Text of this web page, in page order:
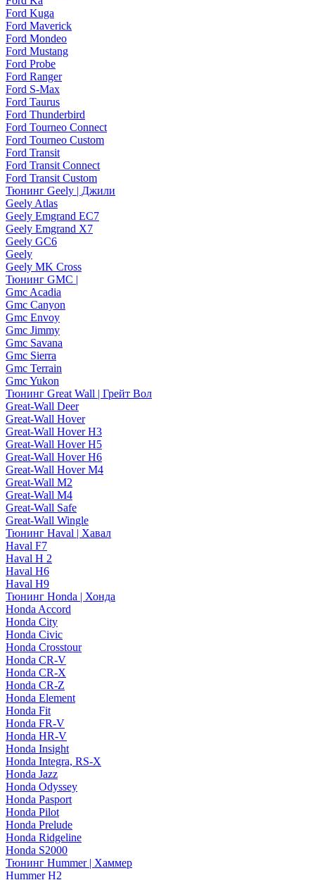
Ford Kuga
Ford Maverick
Ford Mondeo
Ford Mustang
Ford Probe
Ford Ranger
Ford S-Max
Ford Taurus
Ford Thunderbird
Ford Tourneo Connect
Ford Tourneo Custom
Ford Transit
Ford Transit Connect
Ford Transit Custom
Тюнинг Geely | Джили
Geely Atlas
Geely Emgrand EC7
Geely Emgrand X7
Geely GC6
Geely
Geely MK Cross
Тюнинг GMC |
Gmc Acadia
Gmc Canyon
Gmc Envoy
Gmc Jimmy
Gmc Savana
Gmc Sierra
Gmc Terrain
Gmc Yukon
Тюнинг Great Wall | Грейт Вол
Great-Wall Deer
Great-Wall Hover
Great-Wall Hover H3
Great-Wall Hover H5
Great-Wall Hover H6
Great-Wall Hover M4
Great-Wall M2
Great-Wall M4
Great-Wall Safe
Great-Wall Wingle
Тюнинг Haval | Хавал
Haval F7
Haval H 2
Haval H6
Haval H9
Тюнинг Honda | Хонда
Honda Accord
Honda City
Honda Civic
Honda Crosstour
Honda CR-V
Honda CR-X
Honda CR-Z
Honda Element
Honda Fit
Honda FR-V
Honda HR-V
Honda Insight
Honda Integra, RS-X
Honda Jazz
Honda Odyssey
Honda Pasport
Honda Pilot
Honda Prelude
Honda Ridgeline
Honda S2000
Тюнинг Hummer | Хаммер
Hummer H2